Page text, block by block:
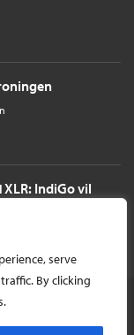
serve
By clicking
IndiGo vil
11 timer til
DK